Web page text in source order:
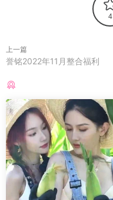
4
上一篇
誉铭2022年11月整合福利